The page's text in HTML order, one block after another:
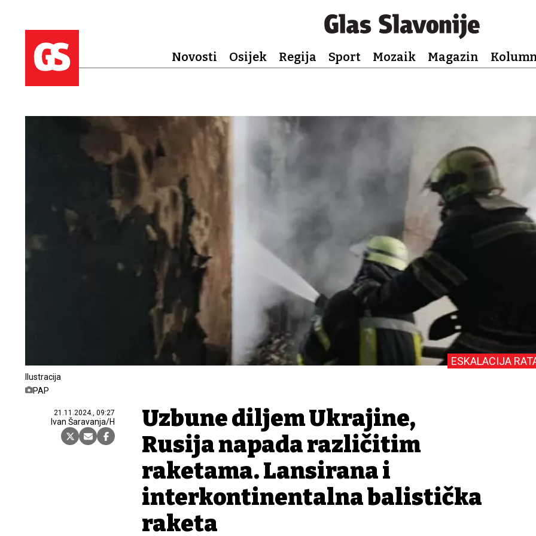
Novosti Osijek Regija Sport Mozaik Magazin
Ilustracija
PAP
21.11.2024., 09:27
Ivan Šaravanja/H
ESKALACIJA
Uzbune diljem Ukrajine,
Rusija napada različitim
raketama. Lansirana i
interkontinentalna balistička
raketa